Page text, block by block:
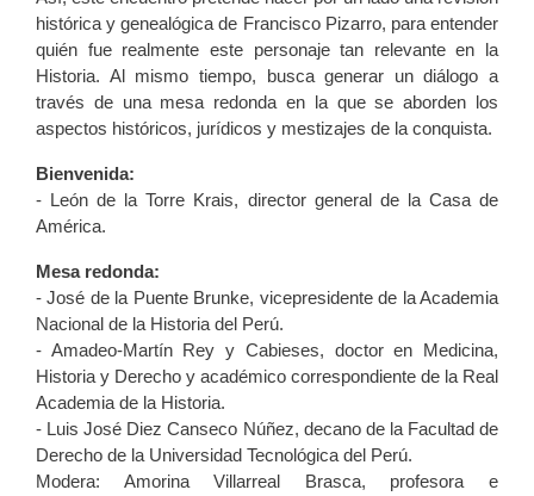
histórica y genealógica de Francisco Pizarro, para entender
quién fue realmente este personaje tan relevante en la
Historia. Al mismo tiempo, busca generar un diálogo a
través de una mesa redonda en la que se aborden los
aspectos históricos, jurídicos y mestizajes de la conquista.
Bienvenida:
- León de la Torre Krais, director general de la Casa de
América.
Mesa redonda:
- José de la Puente Brunke, vicepresidente de la Academia
Nacional de la Historia del Perú.
- Amadeo-Martín Rey y Cabieses, doctor en Medicina,
Historia y Derecho y académico correspondiente de la Real
Academia de la Historia.
- Luis José Diez Canseco Núñez, decano de la Facultad de
Derecho de la Universidad Tecnológica del Perú.
Modera: Amorina Villarreal Brasca, profesora e